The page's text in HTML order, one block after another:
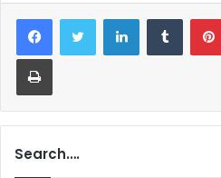
LinkedInTumblr
Print
Search….